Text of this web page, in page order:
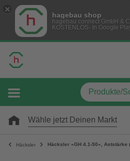
hagebau shop
hagebau connect GmbH &
KOSTENLOS- In Google
Wähle jetzt Deinen Markt
Häcksler Häcksler »GH 4.1-50«, Aststärke